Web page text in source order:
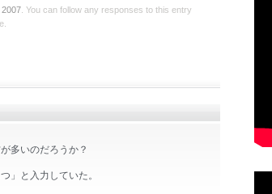
2007 . You can follow any responses to this entry
多いのだろうか？
」と入力していた。